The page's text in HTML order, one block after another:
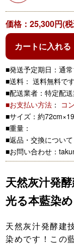
価格：25,300円(
カートに入れる
■発送予定期日：通
■送料： 送料無料です
■配送業者：特定配
■お支払い方法 ： コ
■サイズ：約
■重量：
■返品・交換について
■お問い合わせ：
天然灰汁発
光る本藍染め
天然灰汁発酵建
染めです！この